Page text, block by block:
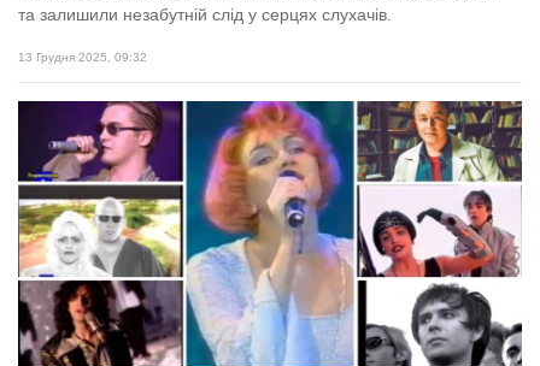
та залишили незабутній слід у серцях слухачів.
13 Грудня 2025, 09:32